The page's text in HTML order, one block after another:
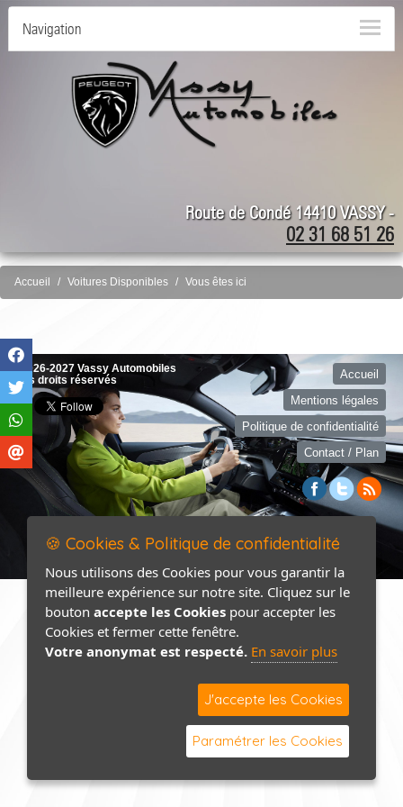
Navigation
Route de Condé 14410 VASSY -
02 31 68 51 26
Accueil Voitures Disponibles Vous êtes ici
©2026-2027 Vassy Automobiles
tous droits réservés
Accueil
Mentions légales
Politique de confidentialité
Contact / Plan
🍪 Cookies & Politique de confidentialité
Nous utilisons des Cookies pour vous garantir la
meilleure expérience sur notre site. Cliquez sur le
bouton accepte les Cookies pour accepter les
Cookies et fermer cette fenêtre.
Votre anonymat est respecté. En savoir plus
J'accepte les Cookies
Paramétrer les Cookies